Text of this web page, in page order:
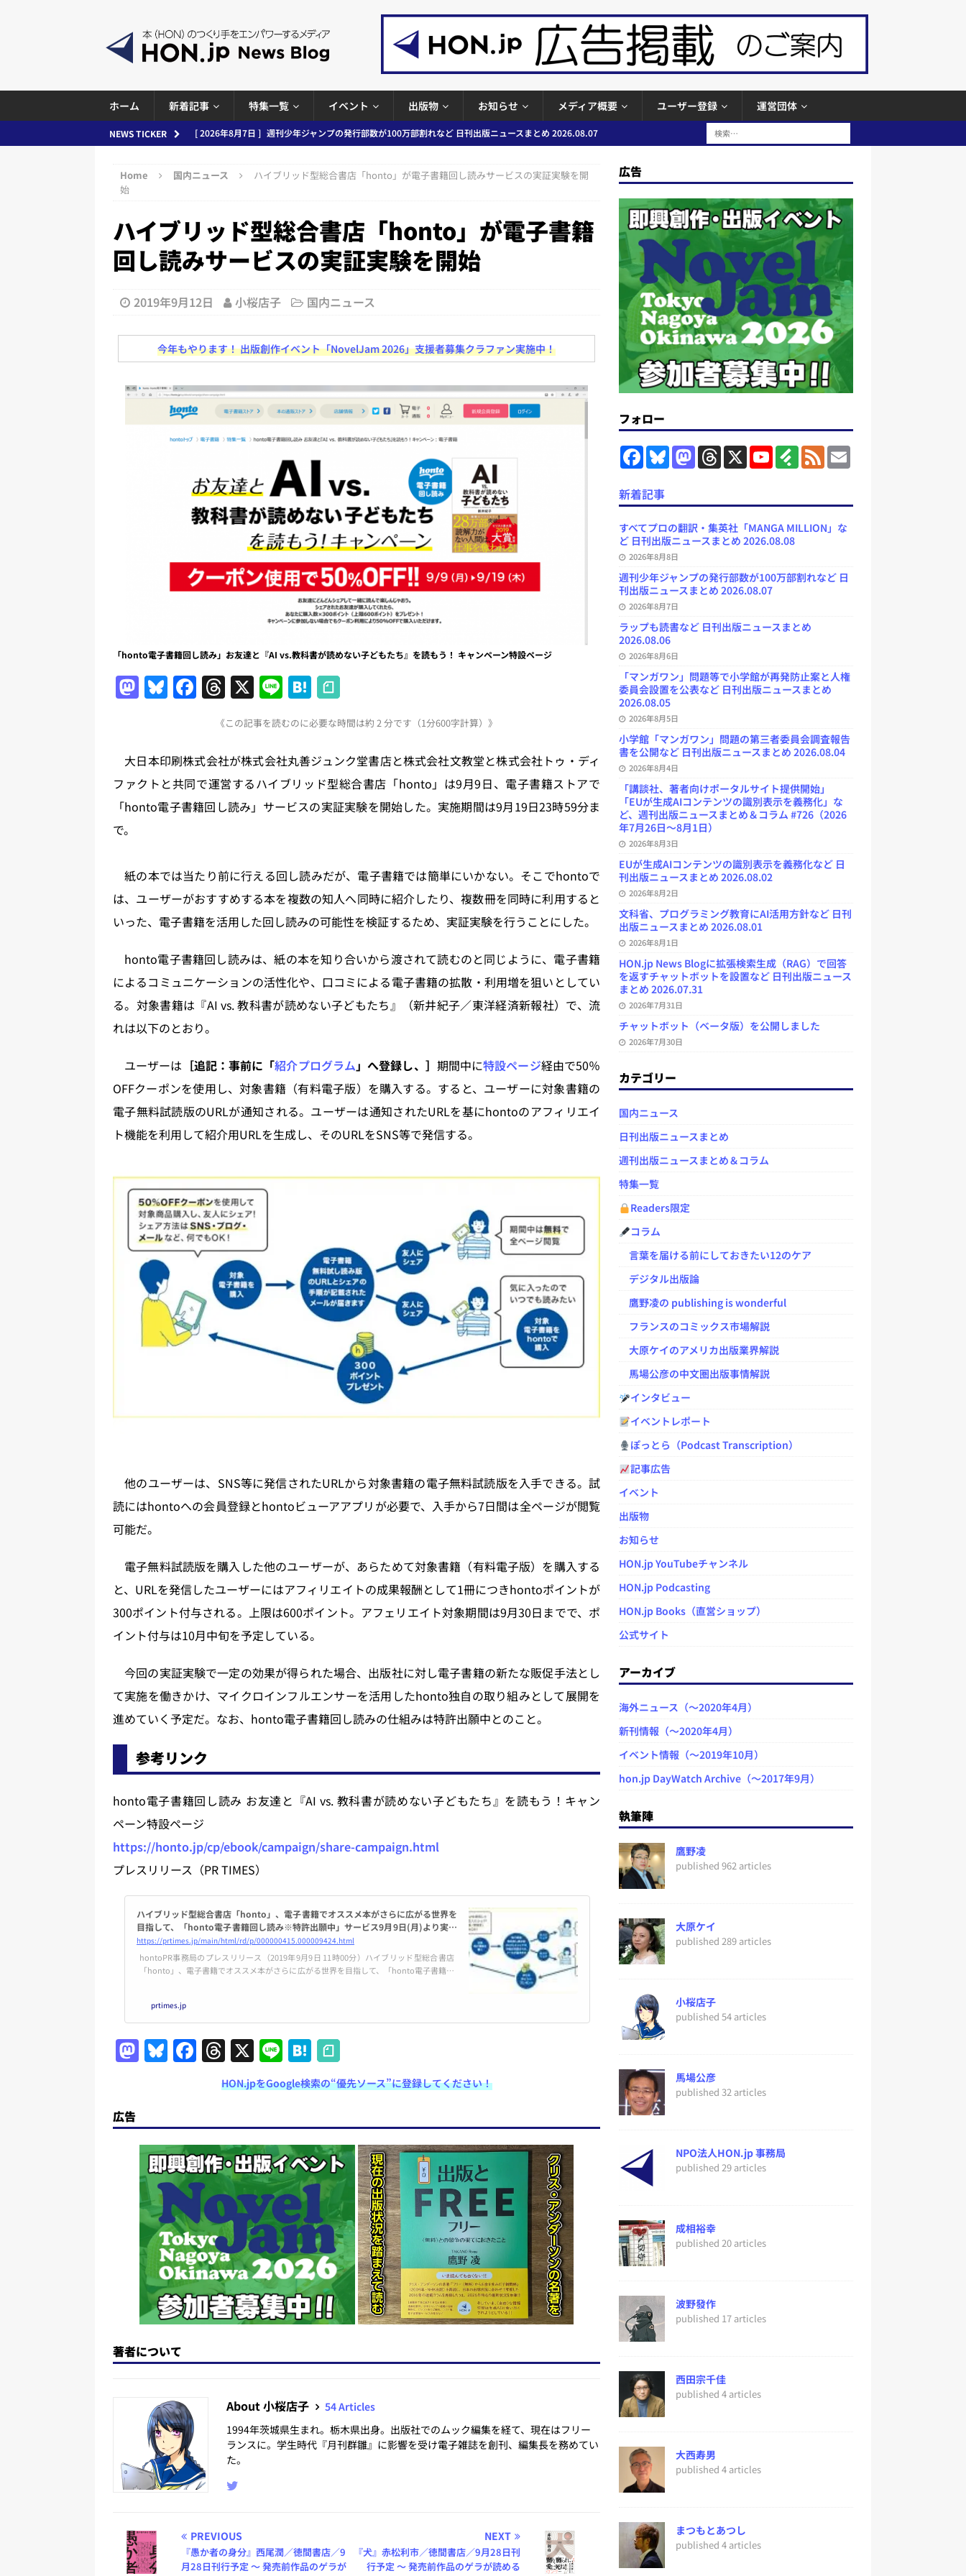
ホーム 新着記事 特集一覧 イベント 出版物 お知らせ メディア概要 ユーザー登録 運営団体
NEWS TICKER [ 2026年8月6日 ] ラップも読書など 日刊出版ニュースまとめ 2026.08.06
日刊出版ニュースまとめ
ースまとめ 2026.08.05
日刊出版ニュースまとめ
め 2026.08.04
日刊出版ニュースまとめ
[ 2026年8月3日 ] 「講談社、著者向けポータルサイト提供開始」「EUが生成AIコンテンツの識別表示を義
とめ＆コラム
日刊出版ニュースまとめ
日刊出版ニュースまとめ
[ 2026年7月31日 ] HON.jp News Blogに拡張検索生成（RAG）で回答を返すチャットボットを設置など
[ 2026年7月30日 ]
チャットボット（ベータ版）を公開しました
お知らせ
[ 2026年8月8日 ] すべてプロの翻訳・集英社「MANGA MILLION」など 日刊出版ニュースまとめ
2026.08.08
日刊出版ニュースまとめ
[ 2026年8月7日 ] 週刊少年ジャンプの発行部数が100万部割れなど 日刊出版ニュースまとめ 2026.08.07
日刊出版ニュースまとめ
Home 国内ニュース
ハイブリッド型総合書店「honto」が電子書籍回し読みサービスの実証実験を開
始
ハイブリッド型総合書店「honto」が電子書籍
回し読みサービスの実証実験を開始
2019年9月12日 小桜店子 国内ニュース
今年もやります！ 出版創作イベント「NovelJam 2026」支援者募集クラファン実施中！
「honto電子書籍回し読み」お友達と『AI vs.教科書が読めない子どもたち』を読もう！ キャンペーン特設ページ
M
o
d
o
Bl
s
k
y
F
e
b
o
T
re
a
d
s
X Li
n
e
H
at
e
n
a
《この記事を読むのに必要な時間は約 2 分です（1分600字計算）》
大日本印刷株式会社が株式会社丸善ジュンク堂書店と株式会社文教堂と株式会社トゥ・ディ
ファクトと共同で運営するハイブリッド型総合書店「honto」は9月9日、電子書籍ストアで
「honto電子書籍回し読み」サービスの実証実験を開始した。実施期間は9月19日23時59分ま
で。
紙の本では当たり前に行える回し読みだが、電子書籍では簡単にいかない。そこでhontoで
は、ユーザーがおすすめする本を複数の知人へ同時に紹介したり、複数冊を同時に利用すると
いった、電子書籍を活用した回し読みの可能性を検証するため、実証実験を行うことにした。
honto電子書籍回し読みは、紙の本を知り合いから渡されて読むのと同じように、電子書籍
によるコミュニケーションの活性化や、口コミによる電子書籍の拡散・利用増を狙いとしてい
る。対象書籍は『AI vs. 教科書が読めない子どもたち』（新井紀子／東洋経済新報社）で、流
れは以下のとおり。
ユーザーは ［追記：事前に「紹介プログラム」へ登録し、］ 期間中に特設ページ経由で50％
OFFクーポンを使用し、対象書籍（有料電子版）を購入する。すると、ユーザーに対象書籍の
電子無料試読版のURLが通知される。ユーザーは通知されたURLを基にhontoのアフィリエイ
ト機能を利用して紹介用URLを生成し、そのURLをSNS等で発信する。
他のユーザーは、SNS等に発信されたURLから対象書籍の電子無料試読版を入手できる。試
読にはhontoへの会員登録とhontoビューアアプリが必要で、入手から7日間は全ページが閲覧
可能だ。
電子無料試読版を購入した他のユーザーが、あらためて対象書籍（有料電子版）を購入する
と、URLを発信したユーザーにはアフィリエイトの成果報酬として1冊につきhontoポイントが
300ポイント付与される。上限は600ポイント。アフェリエイト対象期間は9月30日までで、ポ
イント付与は10月中旬を予定している。
今回の実証実験で一定の効果が得られた場合、出版社に対し電子書籍の新たな販促手法とし
て実施を働きかけ、マイクロインフルエンサーを活用したhonto独自の取り組みとして展開を
進めていく予定だ。なお、honto電子書籍回し読みの仕組みは特許出願中とのこと。
参考リンク
honto電子書籍回し読み お友達と『AI vs. 教科書が読めない子どもたち』を読もう！キャン
ペーン特設ページ
https://honto.jp/cp/ebook/campaign/share-campaign.html
プレスリリース（PR TIMES）
ハイブリッド型総合書店「honto」、電子書籍でオススメ本がさらに広がる世界を
目指して、「honto電子書籍回し読み※特許出願中」サービス9月9日(月)より実証
実験スタート！
https://prtimes.jp/main/html/rd/p/000000415.000009424.html
hontoPR事務局のプレスリリース（2019年9月9日 11時00分）ハイブリッド型総合書店
「honto」、電子書籍でオススメ本がさらに広がる世界を目指して、「honto電子書籍回
prtimes.jp
M
a
o
d
o
n
Bl
u
s
k
y
F
a
e
b
o
o
k
T
h
re
a
d
s
X Li
n
e
H
at
e
n
a
HON.jpをGoogle検索の“優先ソース”に登録してください！
広告
著者について
About 小桜店子
54 Articles
1994年茨城県生まれ。栃木県出身。出版社でのムック編集を経て、現在はフリー
ランスに。学生時代『月刊群雛』に影響を受け電子雑誌を創刊、編集長を務めてい
た。
PREVIOUS
『愚か者の身分』西尾潤／徳間書店／9
月28日刊行予定 ～ 発売前作品のゲラが
NEXT
『犬』赤松利市／徳間書店／9月28日刊
行予定 ～ 発売前作品のゲラが読める
広告
フォロー
F
a
e
b
o
o
k
B
l
k
y
M
a
d
o
n
T
h
d
s
X
Y
o
b
e
C
h
n
e
F
e
y
F
e
E
m
新着記事
すべてプロの翻訳・集英社「MANGA MILLION」な
ど 日刊出版ニュースまとめ 2026.08.08
2026年8月8日
週刊少年ジャンプの発行部数が100万部割れなど 日
刊出版ニュースまとめ 2026.08.07
2026年8月7日
ラップも読書など 日刊出版ニュースまとめ
2026.08.06
2026年8月6日
「マンガワン」問題等で小学館が再発防止案と人権
委員会設置を公表など 日刊出版ニュースまとめ
2026.08.05
2026年8月5日
小学館「マンガワン」問題の第三者委員会調査報告
書を公開など 日刊出版ニュースまとめ 2026.08.04
2026年8月4日
「講談社、著者向けポータルサイト提供開始」
「EUが生成AIコンテンツの識別表示を義務化」な
ど、週刊出版ニュースまとめ＆コラム #726（2026
年7月26日～8月1日）
2026年8月3日
EUが生成AIコンテンツの識別表示を義務化など 日
刊出版ニュースまとめ 2026.08.02
2026年8月2日
文科省、プログラミング教育にAI活用方針など 日刊
出版ニュースまとめ 2026.08.01
2026年8月1日
HON.jp News Blogに拡張検索生成（RAG）で回答
を返すチャットボットを設置など 日刊出版ニュース
まとめ 2026.07.31
2026年7月31日
チャットボット（ベータ版）を公開しました
2026年7月30日
カテゴリー
国内ニュース
日刊出版ニュースまとめ
週刊出版ニュースまとめ＆コラム
特集一覧
Readers限定
コラム
言葉を届ける前にしておきたい12のケア
デジタル出版論
鷹野凌の publishing is wonderful
フランスのコミックス市場解説
大原ケイのアメリカ出版業界解説
馬場公彦の中文圏出版事情解説
インタビュー
イベントレポート
ぽっとら（Podcast Transcription）
記事広告
イベント
出版物
お知らせ
HON.jp YouTubeチャンネル
HON.jp Podcasting
HON.jp Books（直営ショップ）
公式サイト
アーカイブ
海外ニュース（～2020年4月）
新刊情報（～2020年4月）
イベント情報（～2019年10月）
hon.jp DayWatch Archive（～2017年9月）
執筆陣
鷹野凌
published 962 articles
大原ケイ
published 289 articles
小桜店子
published 54 articles
馬場公彦
published 32 articles
NPO法人HON.jp 事務局
published 29 articles
成相裕幸
published 20 articles
波野發作
published 17 articles
西田宗千佳
published 4 articles
大西寿男
published 4 articles
まつもとあつし
published 4 articles